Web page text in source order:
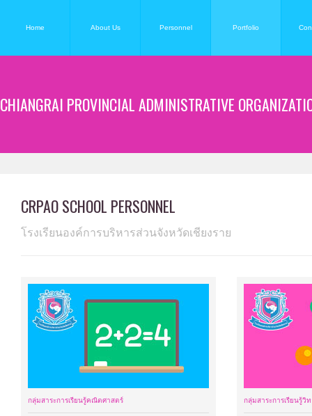
Home About Us Personnel Portfolio
CHIANGRAI PROVINCIAL ADMINISTRATIVE
CRPAO SCHOOL PERSONNEL
โรงเรียนองค์การบริหารส่วนจังหวัดเชียงราย
กลุ่มสาระการเรียนรู้คณิตศาสตร์ กลุ่มสาระการเรียนรู้วิ